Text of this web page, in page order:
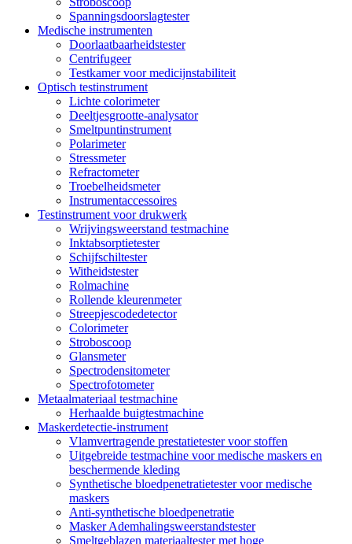
Spanningsdoorslagtester
Medische instrumenten
Doorlaatbaarheidstester
Centrifugeer
Testkamer voor medicijnstabiliteit
Optisch testinstrument
Lichte colorimeter
Deeltjesgrootte-analysator
Smeltpuntinstrument
Polarimeter
Stressmeter
Refractometer
Troebelheidsmeter
Instrumentaccessoires
Testinstrument voor drukwerk
Wrijvingsweerstand testmachine
Inktabsorptietester
Schijfschiltester
Witheidstester
Rolmachine
Rollende kleurenmeter
Streepjescodedetector
Colorimeter
Stroboscoop
Glansmeter
Spectrodensitometer
Spectrofotometer
Metaalmateriaal testmachine
Herhaalde buigtestmachine
Maskerdetectie-instrument
Vlamvertragende prestatietester voor stoffen
Uitgebreide testmachine voor medische maskers en
beschermende kleding
Synthetische bloedpenetratietester voor medische
maskers
Anti-synthetische bloedpenetratie
Masker Ademhalingsweerstandstester
Smeltgeblazen materiaaltester met hoge